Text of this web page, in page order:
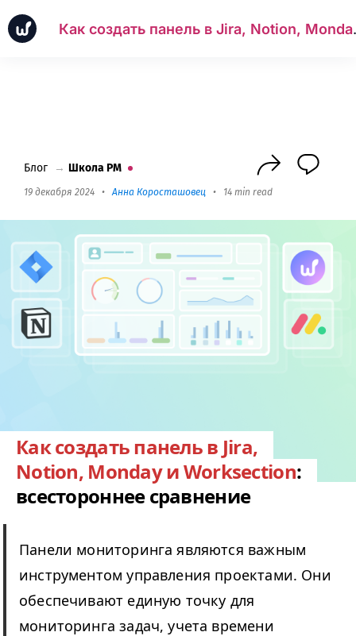
Как
Блог → Школа PM
19 декабря 2024 •Анна Коросташовец • 14 min read
Как создать панель в Jira,
Notion, Monday и Worksection:
всестороннее сравнение
Панели мониторинга являются важным
инструментом управления проектами. Они
обеспечивают единую точку для
мониторинга задач, учета времени